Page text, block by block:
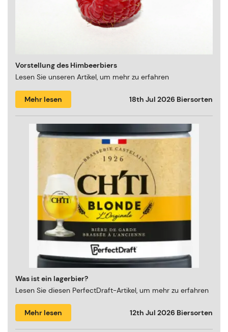
Vorstellung des Himbeerbiers
Lesen Sie unseren Artikel, um mehr zu erfahren
Mehr lesen 18th Jul 2026 Biersorten
Was ist ein lagerbier?
Lesen Sie diesen PerfectDraft-Artikel, um mehr zu erfahren
Mehr lesen 12th Jul 2026 Biersorten